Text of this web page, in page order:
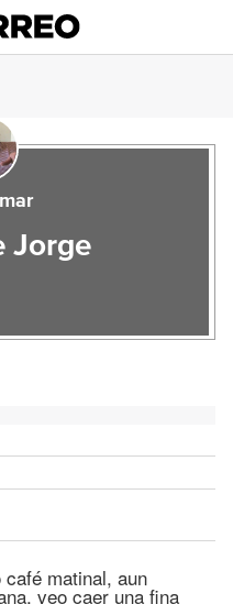
Jorge
matinal, aun
veo caer una fina